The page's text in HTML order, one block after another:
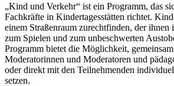
„Kind und Verkehr“ ist ein Programm, das
Fachkräfte in Kindertagesstätten richtet.
einem Straßenraum zurechtfinden, der ihnen
zum Spielen und zum unbeschwerten
Programm bietet die Möglichkeit,
Moderatorinnen und Moderatoren und
oder direkt mit den Teilnehmenden
setzen.